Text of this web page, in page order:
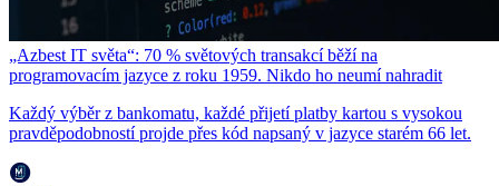
„Azbest IT světa“: 70 % světových transakcí běží na
programovacím jazyce z roku 1959. Nikdo ho neumí nahradit
Každý výběr z bankomatu, každé přijetí platby kartou s vysokou
pravděpodobností projde přes kód napsaný v jazyce starém 66 let.